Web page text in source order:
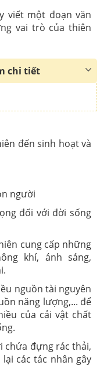
viết một đoạn văn
vai trò của thiên
chi tiết
đến sinh hoạt và
người
đối với đời sống
cung cấp những
khí, ánh sáng,
nguồn tài nguyên
năng lượng,... để
của cải vật chất
chứa đựng rác thải,
các tác nhân gây